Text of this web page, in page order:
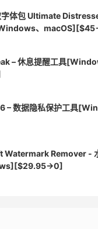
字体包 Ultimate
、
– 休息提醒工具
– 数据隐私保护工具
Watermark Remover -